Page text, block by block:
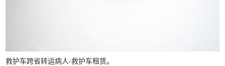
救护车跨省转运病人-救护车租赁。